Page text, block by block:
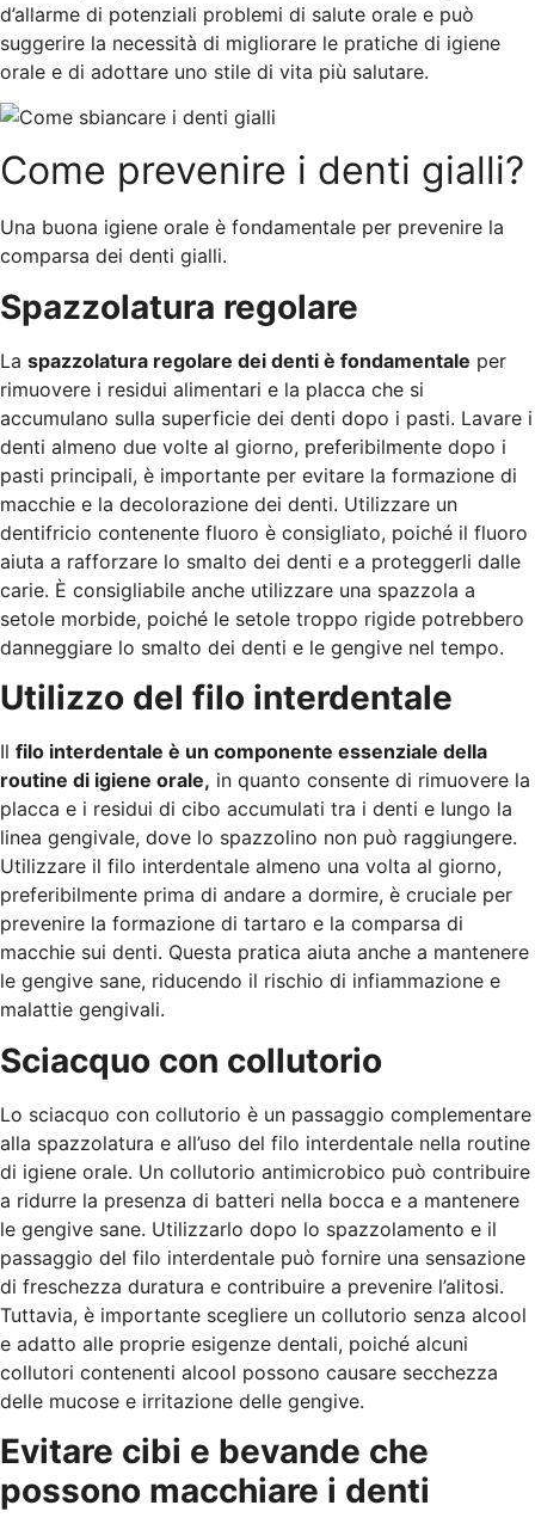
d’allarme di potenziali problemi di salute orale e può
suggerire la necessità di migliorare le pratiche di igiene
orale e di adottare uno stile di vita più salutare.
Come prevenire i denti gialli?
Una buona igiene orale è fondamentale per prevenire la
comparsa dei denti gialli.
Spazzolatura regolare
La spazzolatura regolare dei denti è fondamentale per
rimuovere i residui alimentari e la placca che si
accumulano sulla superficie dei denti dopo i pasti. Lavare i
denti almeno due volte al giorno, preferibilmente dopo i
pasti principali, è importante per evitare la formazione di
macchie e la decolorazione dei denti. Utilizzare un
dentifricio contenente fluoro è consigliato, poiché il fluoro
aiuta a rafforzare lo smalto dei denti e a proteggerli dalle
carie. È consigliabile anche utilizzare una spazzola a
setole morbide, poiché le setole troppo rigide potrebbero
danneggiare lo smalto dei denti e le gengive nel tempo.
Utilizzo del filo interdentale
Il filo interdentale è un componente essenziale della
routine di igiene orale, in quanto consente di rimuovere la
placca e i residui di cibo accumulati tra i denti e lungo la
linea gengivale, dove lo spazzolino non può raggiungere.
Utilizzare il filo interdentale almeno una volta al giorno,
preferibilmente prima di andare a dormire, è cruciale per
prevenire la formazione di tartaro e la comparsa di
macchie sui denti. Questa pratica aiuta anche a mantenere
le gengive sane, riducendo il rischio di infiammazione e
malattie gengivali.
Sciacquo con collutorio
Lo sciacquo con collutorio è un passaggio complementare
alla spazzolatura e all’uso del filo interdentale nella routine
di igiene orale. Un collutorio antimicrobico può contribuire
a ridurre la presenza di batteri nella bocca e a mantenere
le gengive sane. Utilizzarlo dopo lo spazzolamento e il
passaggio del filo interdentale può fornire una sensazione
di freschezza duratura e contribuire a prevenire l’alitosi.
Tuttavia, è importante scegliere un collutorio senza alcool
e adatto alle proprie esigenze dentali, poiché alcuni
collutori contenenti alcool possono causare secchezza
delle mucose e irritazione delle gengive.
Evitare cibi e bevande che
possono macchiare i denti